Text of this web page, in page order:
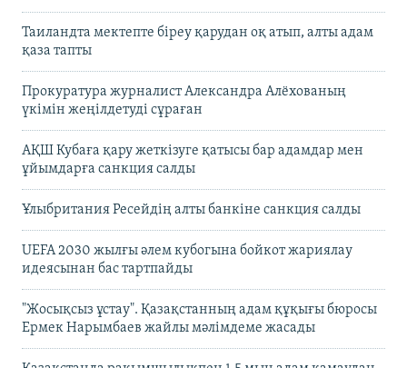
Таиландта мектепте біреу қарудан оқ атып, алты адам
қаза тапты
Прокуратура журналист Александра Алёхованың
үкімін жеңілдетуді сұраған
АҚШ Кубаға қару жеткізуге қатысы бар адамдар мен
ұйымдарға санкция салды
Ұлыбритания Ресейдің алты банкіне санкция салды
UEFA 2030 жылғы әлем кубогына бойкот жариялау
идеясынан бас тартпайды
"Жосықсыз ұстау". Қазақстанның адам құқығы бюросы
Ермек Нарымбаев жайлы мәлімдеме жасады